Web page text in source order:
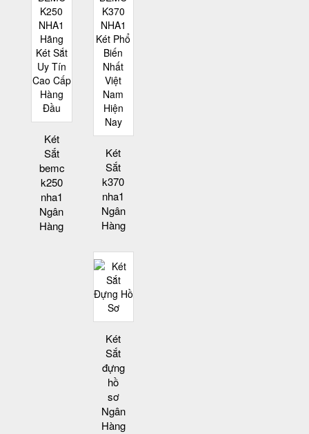
Két
Sắt
bemc
k250
nha1
Ngân
Hàng
Két
Sắt
k370
nha1
Ngân
Hàng
Két
Sắt
đựng
hồ
sơ
Ngân
Hàng